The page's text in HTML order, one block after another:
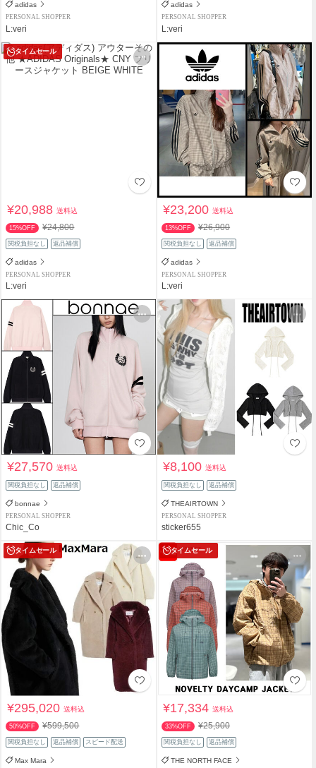
adidas
PERSONAL SHOPPER
L:veri
adidas
PERSONAL SHOPPER
L:veri
タイムセール
¥20,988送料込
15%OFF ¥24,800
関税負担なし 返品補償
adidas
PERSONAL SHOPPER
L:veri
¥23,200送料込
13%OFF ¥26,900
関税負担なし 返品補償
adidas
PERSONAL SHOPPER
L:veri
¥27,570送料込
関税負担なし 返品補償
bonnae
PERSONAL SHOPPER
Chic_Co
¥8,100送料込
関税負担なし 返品補償
THEAIRTOWN
PERSONAL SHOPPER
sticker655
タイムセール
¥295,020送料込
50%OFF ¥599,500
関税負担なし 返品補償 スピード配送
Max Mara
タイムセール
¥17,334送料込
33%OFF ¥25,900
関税負担なし 返品補償
THE NORTH FACE